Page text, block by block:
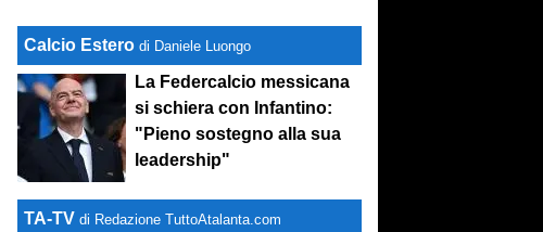
Calcio Estero di Daniele Luongo
La Federcalcio messicana
si schiera con Infantino:
"Pieno sostegno alla sua
leadership"
TA-TVdi Redazione TuttoAtalanta.com